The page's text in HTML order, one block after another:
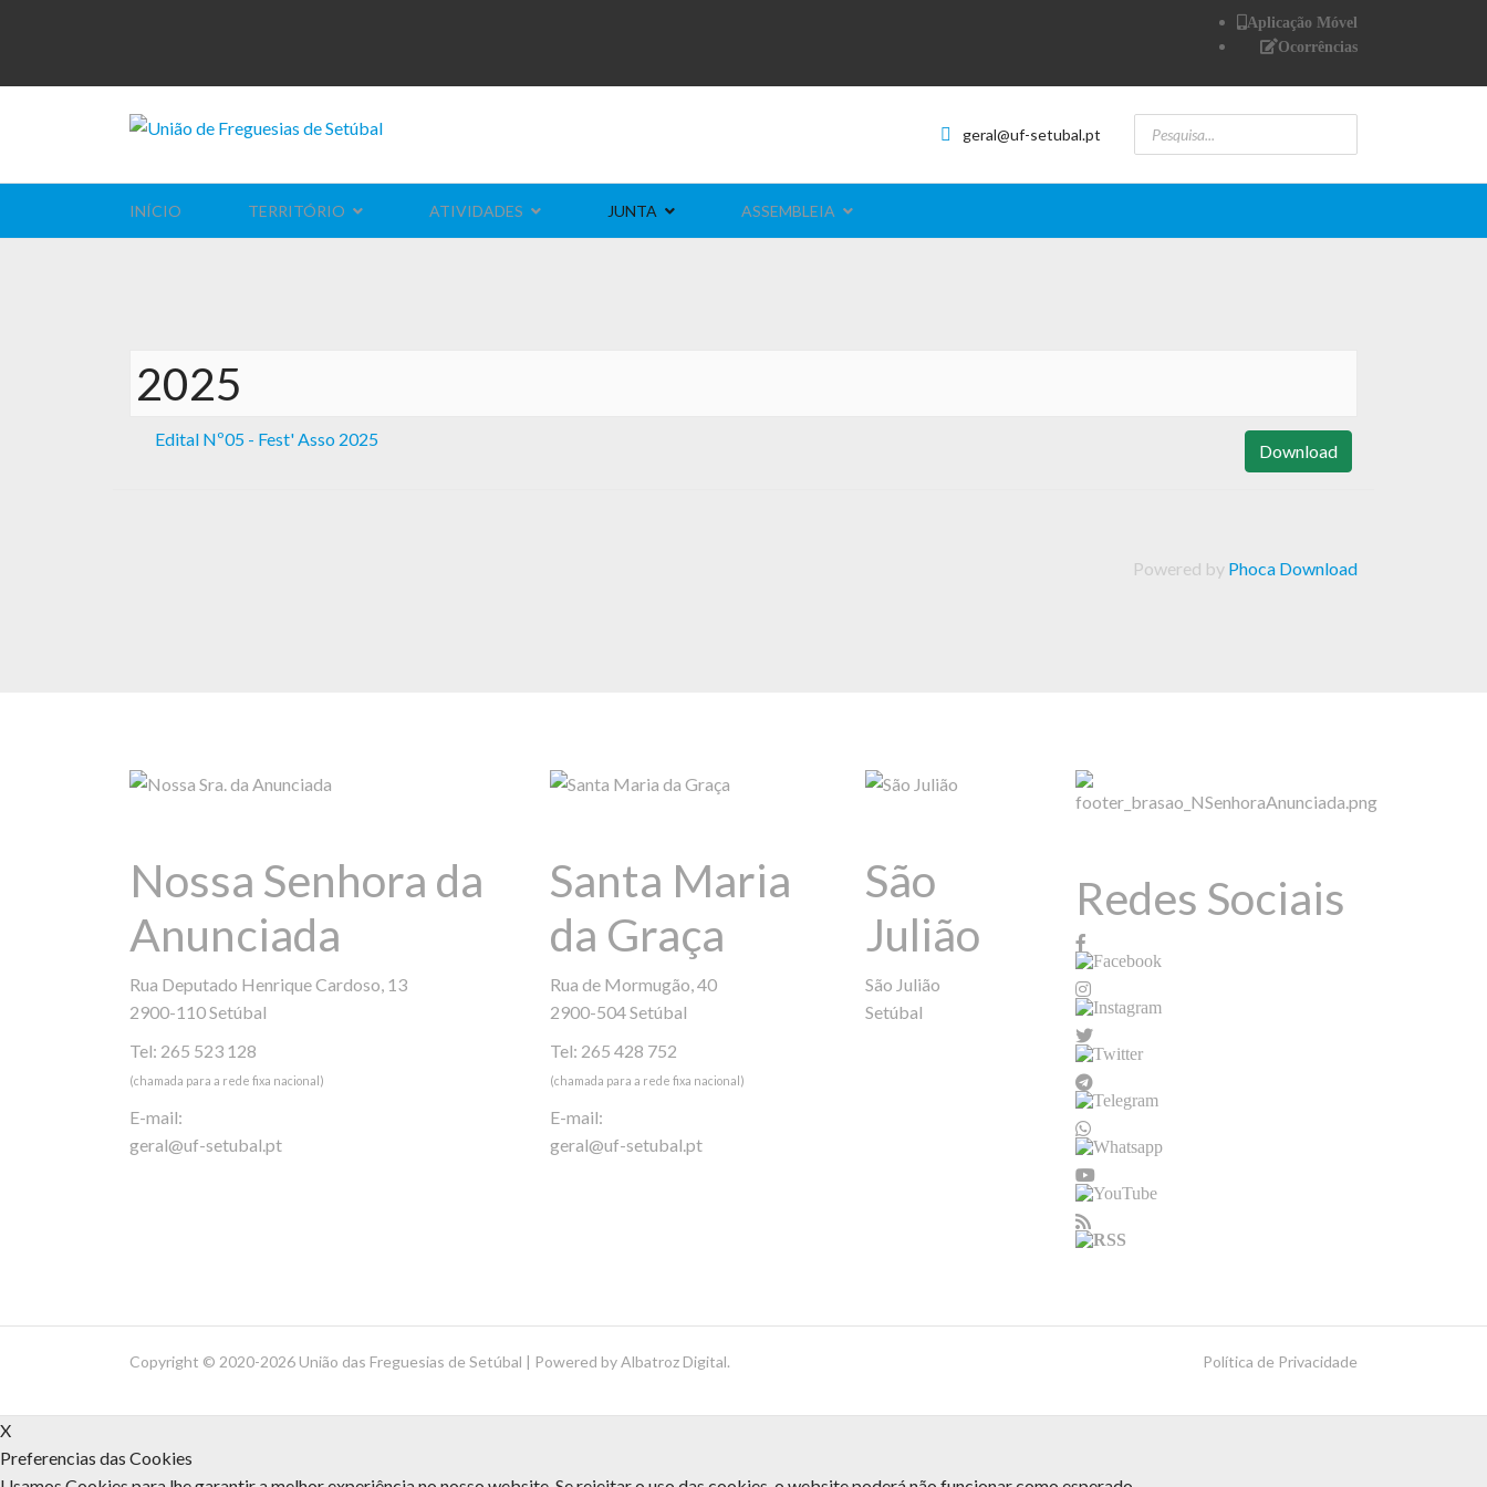
Aplicação Móvel
Ocorrências
geral@uf-setubal.pt
INÍCIO TERRITÓRIO ATIVIDADES JUNTA ASSEMBLEIA
2025
Edital Nº05 - Fest' Asso 2025
Download
Powered by Phoca Download
Nossa Senhora da
Anunciada
Rua Deputado Henrique Cardoso, 13
2900-110 Setúbal
Tel: 265 523 128
(chamada para a rede fixa nacional)
E-mail:
geral@uf-setubal.pt
Santa Maria
da Graça
Rua de Mormugão, 40
2900-504 Setúbal
Tel: 265 428 752
(chamada para a rede fixa nacional)
E-mail:
geral@uf-setubal.pt
São
Julião
São Julião
Setúbal
Redes Sociais
Copyright © 2020-2026 União das Freguesias de Setúbal | Powered byAlbatroz Digital. Política de Privacidade
X
Preferencias das Cookies